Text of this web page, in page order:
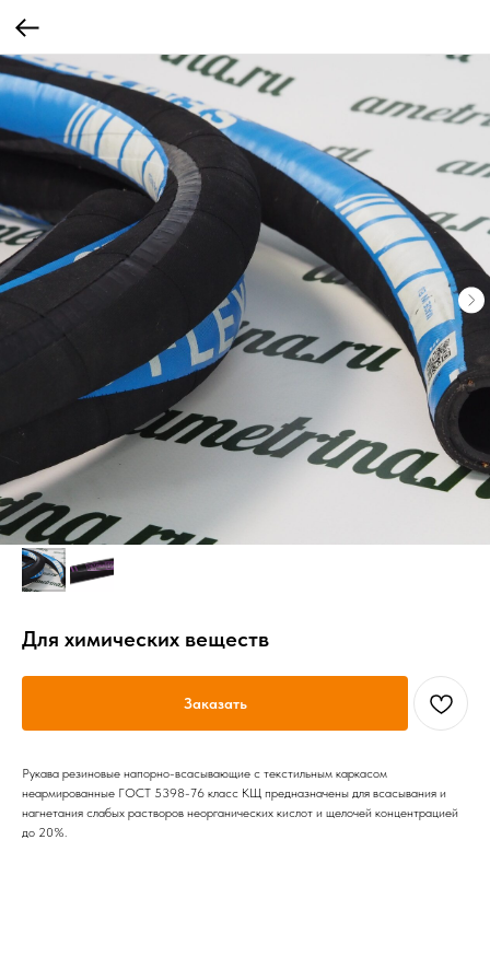
Для химических веществ
Заказать
Рукава резиновые напорно-всасывающие с текстильным каркасом
неармированные ГОСТ 5398-76 класс КЩ предназначены для всасывания и
нагнетания слабых растворов неорганических кислот и щелочей концентрацией
до 20%.